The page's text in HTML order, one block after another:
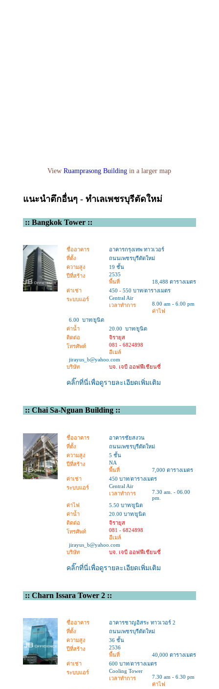
ViewRuamprasong Building in a larger map
แนะนำตึกอื่นๆ - ทำเลเพชรบุรีตัดใหม่
::Bangkok Tower ::
ชื่ออาคาร
อาคารกรุงเทพ ทาวเวอร์
ที่ตั้ง
ถนนเพชรบุรีตัดใหม่
ความสูง
19 ชั้น
ปีที่สร้าง
2535
พื้นที่
18,488 ตารางเมตร
ค่าเช่า
450 - 550 บาท/ตารางเมตร
ระบบแอร์
Central Air
เวลาทำการ
8.00 am - 6.00 pm
ค่าไฟ
6.00 บาท/ยูนิต
ค่าน้ำ
20.00 บาท/ยูนิต
ติดต่อ
จิรายุส
โทรศัพท์
081 - 6824898
อีเมล์
jirayus_b@yahoo.com
บริษัท
บจ. เจบี ออฟฟีเชียนซี่
คลิ๊กที่นี่เพื่อดูรายละเอียดเพิ่มเติม
::Chai Sa-Nguan Building ::
ชื่ออาคาร
อาคารชัยสงวน
ที่ตั้ง
ถนนเพชรบุรีตัดใหม่
ความสูง
5 ชั้น
ปีที่สร้าง
NA
พื้นที่
7,000 ตารางเมตร
ค่าเช่า
450 บาท/ตารางเมตร
ระบบแอร์
Central Air
เวลาทำการ
7.30 am. - 06.00
pm.
ค่าไฟ
5.50 บาท/ยูนิต
ค่าน้ำ
20.00 บาท/ยูนิต
ติดต่อ
จิรายุส
โทรศัพท์
081 - 6824898
อีเมล์
jirayus_b@yahoo.com
บริษัท
บจ. เจบี ออฟฟีเชียนซี่
คลิ๊กที่นี่เพื่อดูรายละเอียดเพิ่มเติม
:: Charn Issara Tower 2 ::
ชื่ออาคาร
อาคารชาญอิสระ ทาวเวอร์ 2
ที่ตั้ง
ถนนเพชรบุรีตัดใหม่
ความสูง
36 ชั้น
ปีที่สร้าง
2536
พื้นที่
40,000 ตารางเมตร
ค่าเช่า
600 บาท/ตารางเมตร
ระบบแอร์
Cooling Tower
เวลาทำการ
7.30 am - 6.30 pm
ค่าไฟ